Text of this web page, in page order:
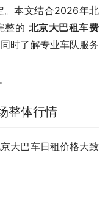
。本文结合2026年北
整的 北京大巴租车费
时了解专业车队服务
整体行情
大巴车日租价格大致